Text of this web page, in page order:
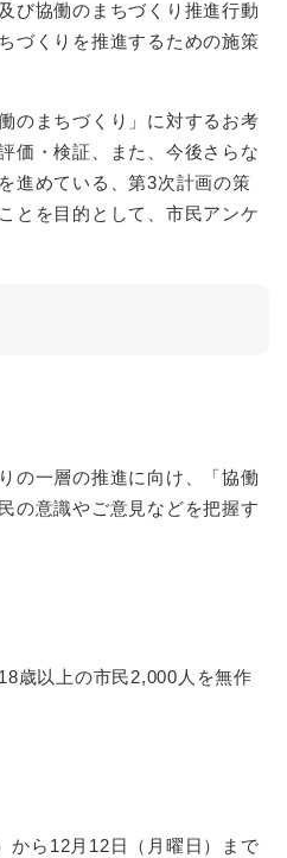
び協働のまちづくり推進行動
づくりを推進するための施策
のまちづくり」に対するお考
価・検証、また、今後さらな
進めている、第3次計画の策
とを目的として、市民アンケ
の一層の推進に向け、「協働
の意識やご意見などを把握す
歳以上の市民2,000人を無作
から12月12日（月曜日）まで